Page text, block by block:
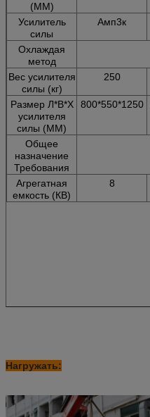
(ММ)
Усилитель
силы
Амп3к
Охлаждая
метод
Вес усилителя
силы (кг)
250
Размер Л*В*Х
усилителя
силы (ММ)
800*550*1250
Общее
назначение
Требования
Агрегатная
емкость (КВ)
8
Нагружать: